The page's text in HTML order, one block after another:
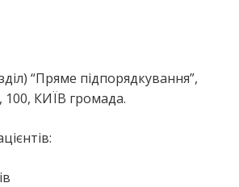
“Пряме підпорядкування”,
КИЇВ громада.